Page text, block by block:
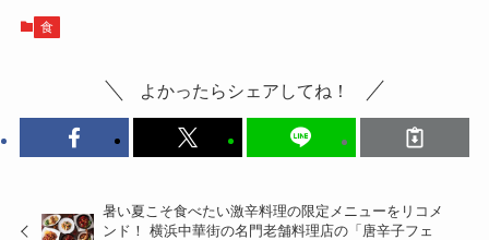
食
よかったらシェアしてね！
暑い夏こそ食べたい激辛料理の限定メニューをリコメ
ンド！ 横浜中華街の名門老舗料理店の「唐辛子フェ